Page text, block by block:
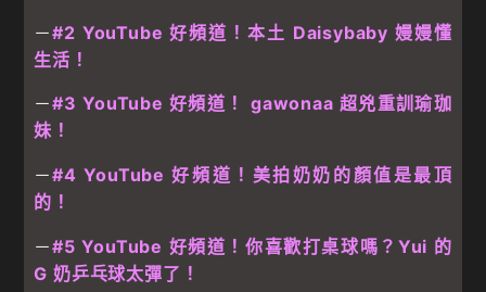
－#2 YouTube 好頻道！本土 Daisybaby 嫚嫚懂
生活！
－#3 YouTube 好頻道！ gawonaa 超兇重訓瑜珈
妹！
－#4 YouTube 好頻道！美拍奶奶的顏值是最頂
的！
－#5 YouTube 好頻道！你喜歡打桌球嗎？Yui 的
G 奶乒乓球太彈了！